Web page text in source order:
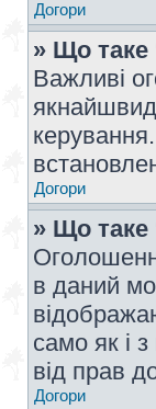
Догори
» Що
Важливі
Догори
» Що таке
в даний
само як і
від прав
Догори